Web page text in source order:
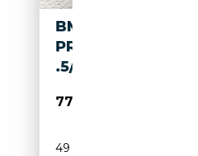
BMW X7 M60I
.5/100
77 990€
49 100 km